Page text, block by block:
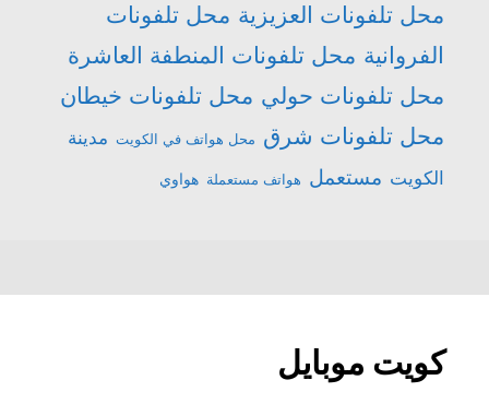
محل تلفونات العزيزية محل تلفونات
الفروانية محل تلفونات المنطفة العاشرة
محل تلفونات حولي محل تلفونات خيطان
محل تلفونات شرق محل هواتف في الكويت مدينة
الكويت مستعمل هواتف مستعملة هواوي
كويت موبايل